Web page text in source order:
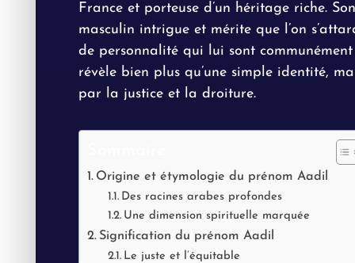
France et porteuse d’un héritage riche.
masculin intrigue et mérite que l’on
de personnalité qui lui sont
révèle bien plus qu’une simple identité,
par la justice et la droiture.
Origine et étymologie du prénom Aadil
Des racines arabes profondes
Une dimension spirituelle marquée
Signification du prénom Aadil
Le juste et l’équitable